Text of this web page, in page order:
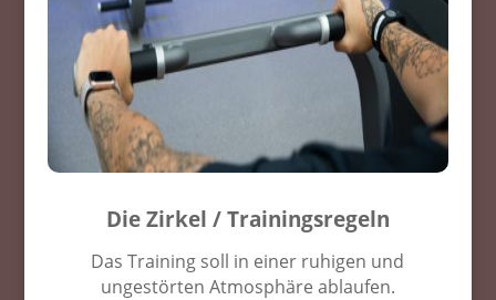
Die Zirkel / Trainingsregeln
Das Training soll in einer ruhigen und
ungestörten Atmosphäre ablaufen.